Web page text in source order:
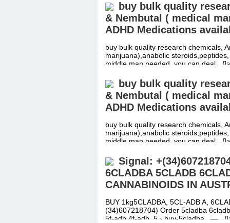
buy bulk quality
& Nembutal ( medical
ADHD Medications
buy bulk quality research chemicals,
marijuana),anabolic
middle man needed, you can deal
buy bulk quality
& Nembutal ( medical
ADHD Medications
buy bulk quality research chemicals,
marijuana),anabolic
middle man needed, you can deal
Signal:
6CLADBA 5CLADB
CANNABINOIDS IN
BUY 1kg5CLADBA, 5CL-ADB A,
(34)607218704) Order 5cladba
5f-adb,4f-adb, 5 › buy-5cladba...—